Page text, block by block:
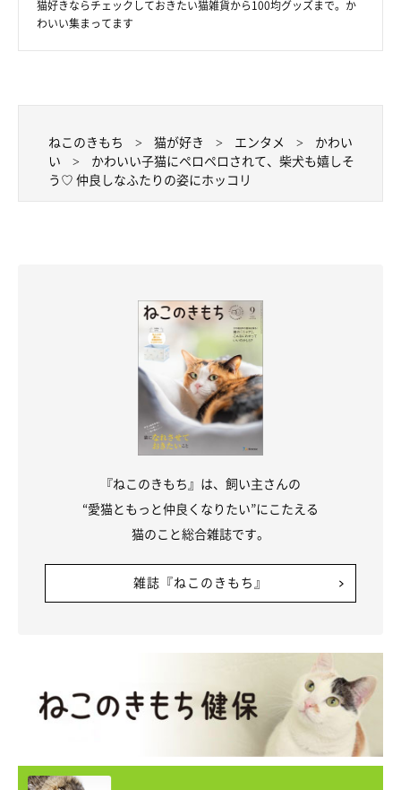
猫好きならチェックしておきたい猫雑貨から100均グッズまで。か
わいい集まってます
ねこのきもち 猫が好き エンタメ
かわい
い
かわいい子猫にペロペロされて、柴犬も嬉しそ
う♡ 仲良しなふたりの姿にホッコリ
『ねこのきもち』は、飼い主さんの
“愛猫ともっと仲良くなりたい”にこたえる
猫のこと総合雑誌です。
雑誌『ねこのきもち』